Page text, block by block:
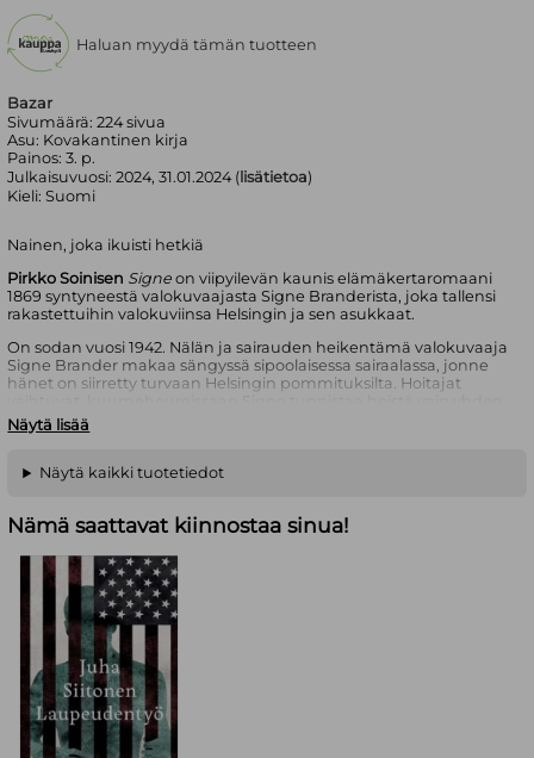
Bazar
Sivumäärä:224sivua
Asu: Kovakantinen kirja
Painos:3. p.
Julkaisuvuosi:2024, 31.01.2024 ( lisätietoa)
Kieli:Suomi
Nainen, joka ikuisti hetkiä
Pirkko Soinisen Signe on viipyilevän kaunis elämäkertaromaani
1869 syntyneestä valokuvaajasta Signe Branderista, joka tallensi
rakastettuihin valokuviinsa Helsingin ja sen asukkaat.
On sodan vuosi 1942. Nälän ja sairauden heikentämä valokuvaaja
Signe Brander makaa sängyssä sipoolaisessa sairaalassa, jonne
hänet on siirretty turvaan Helsingin pommituksilta. Hoitajat
sen viileäkätisen.
hämärän huoneen. Lautojen raoista siivilöityvä valo heijastaa
rakeisia kuvia seinälle, ja Signe muistaa omat valokuvansa, ajan
katoavat puutalokorttelit ja työmaat rakentajineen. Painavan
jalat.
Signe Branderin valokuvat herättävät henkiin menneen ajan
kaupungin yhtä elävästi kuin Pirkko Soinisen kirjan toisiinsa
silmukoidut sanat herättävät henkiin naisen kameran takana,
Turussa asuva kirjailija ja vapaa toimittaja
1969) tunnetaan taiteilijoista ja kirjailijoista kertovista
romaaneistaan.Signe
teoksensa.
Näytä lisää
Haluan myydä tämän tuotteen
Näytä kaikki tuotetiedot
Nämä saattavat kiinnostaa sinua!